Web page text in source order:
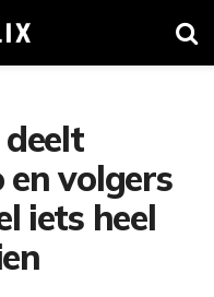
en volgers
iets heel